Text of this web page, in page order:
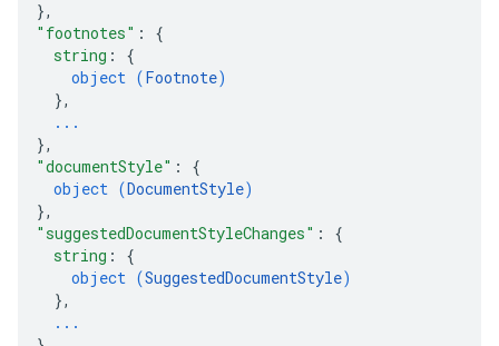
},
"footnotes" : {
string : {
object (Footnote)
},
...
},
"documentStyle" : {
object (DocumentStyle)
},
"suggestedDocumentStyleChanges" : {
string : {
object (SuggestedDocumentStyle)
},
...